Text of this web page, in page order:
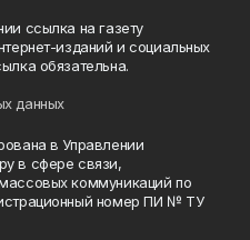
ссылка на газету
изданий и социальных
обязательна.
данных
в Управлении
в сфере связи,
коммуникаций по
номер ПИ № ТУ